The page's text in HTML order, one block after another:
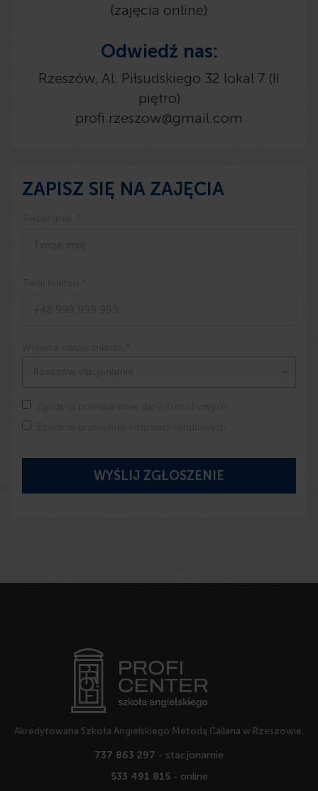
(zajęcia online)
Odwiedź nas:
Rzeszów, Al. Piłsudskiego 32 lokal 7 (II
piętro)
profi.rzeszow@gmail.com
ZAPISZ SIĘ NA ZAJĘCIA
Akredytowana Szkoła Angielskiego Metodą Callana w Rzeszowie.
737 863 297 - stacjonarnie
533 491 815- online